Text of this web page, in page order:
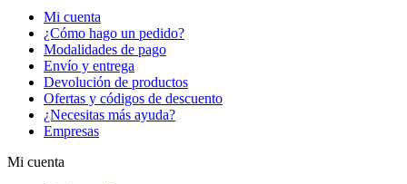
Mi cuenta
¿Cómo hago un pedido?
Modalidades de pago
Envío y entrega
Devolución de productos
Ofertas y códigos de descuento
¿Necesitas más ayuda?
Empresas
Mi cuenta